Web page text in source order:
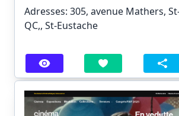
Adresses: 305, avenue Mathers,
QC,, St-Eustache